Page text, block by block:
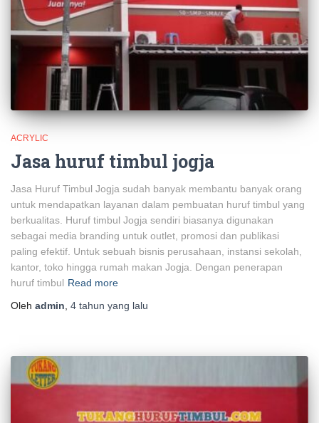
ACRYLIC
Jasa huruf timbul jogja
Jasa Huruf Timbul Jogja sudah banyak membantu banyak orang
untuk mendapatkan layanan dalam pembuatan huruf timbul yang
berkualitas. Huruf timbul Jogja sendiri biasanya digunakan
sebagai media branding untuk outlet, promosi dan publikasi
paling efektif. Untuk sebuah bisnis perusahaan, instansi sekolah,
kantor, toko hingga rumah makan Jogja. Dengan penerapan
huruf timbul Read more
Oleh admin 4 tahun yang lalu